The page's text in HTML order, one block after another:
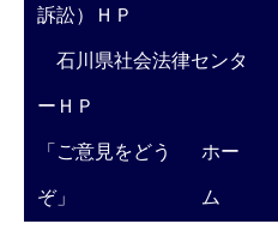
訴訟）ＨＰ
石川県社会法律センタ
ーＨＰ
「ご意見をどう
ぞ」
ホー
ム